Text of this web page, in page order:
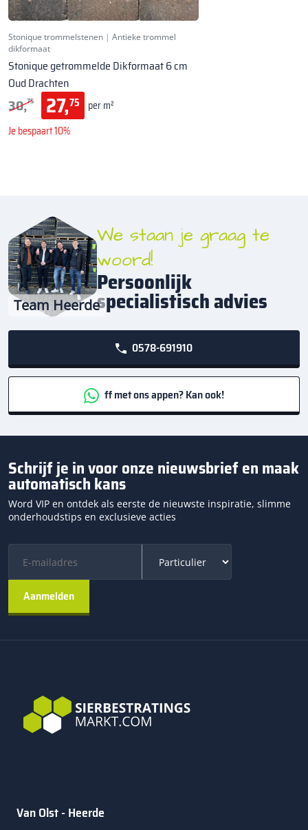
Stonique trommelstenen | Antieke trommel
dikformaat
Stonique getrommelde Dikformaat 6 cm
Oud Drachten
30,75 27,75
per m²
Je bespaart 10%
Team Heerde
We staan je graag te
woord!
Persoonlijk
specialistisch advies
0578-691910
ff met ons appen? Kan ook!
Schrijf je in voor onze nieuwsbrief en maak
automatisch kans
Word VIP en ontdek als eerste de nieuwste inspiratie, slimme
onderhoudstips en exclusieve acties
Van Olst - Heerde